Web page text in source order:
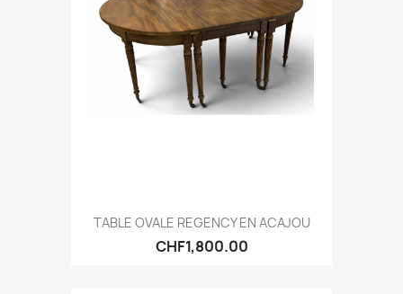
TABLE OVALE REGENCY EN ACAJOU
CHF1,800.00